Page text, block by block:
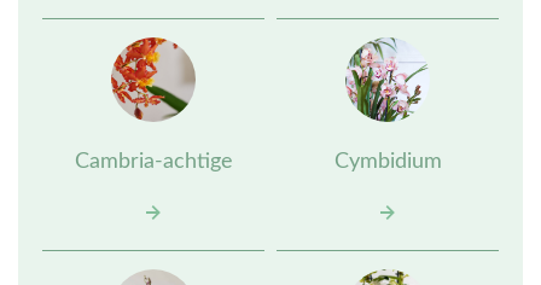
Cambria-achtige Cymbidium